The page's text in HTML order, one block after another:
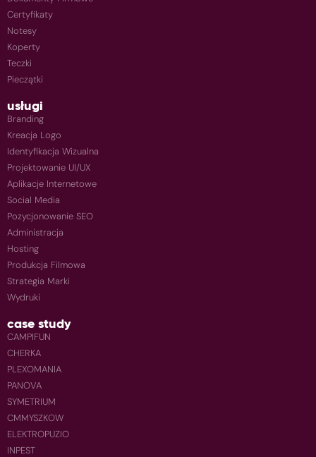
Certyfikaty
Notesy
Koperty
Teczki
Pieczątki
usługi
Branding
Kreacja Logo
Identyfikacja Wizualna
Projektowanie UI/UX
Aplikacje Internetowe
Social Media
Pozycjonowanie SEO
Administracja
Hosting
Produkcja Filmowa
Strategia Marki
Wydruki
case study
CAMPIFUN
CHERKA
PLEXOMANIA
PANOVA
SYMETRIUM
CMMYSZKOW
ELEKTROPUZIO
INPEST